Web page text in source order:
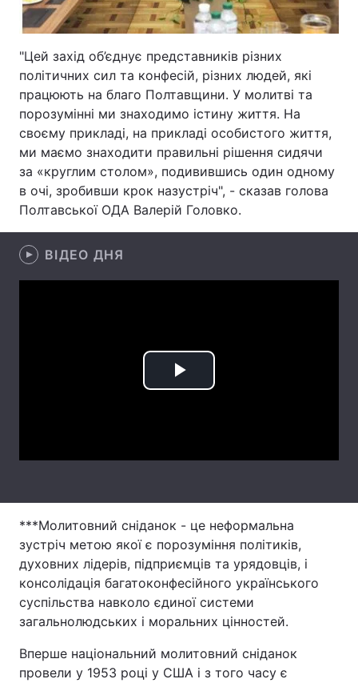
Екологія Регіони
Лонгріди
Відео з Youtube Статті
Інтерв'ю Думки
Архів Вакансії
Контакти
Послуги
"Цей захід об’єднує представників різних
політичних сил та конфесій, різних людей, які
працюють на благо Полтавщини. У молитві та
порозумінні ми знаходимо істину життя. На
своєму прикладі, на прикладі особистого життя,
ми маємо знаходити правильні рішення сидячи
за «круглим столом», подивившись один одному
в очі, зробивши крок назустріч", - сказав голова
Полтавської ОДА Валерій Головко.
ВІДЕО ДНЯ
Play
***Молитовний сніданок - це неформальна
зустріч метою якої є порозуміння політиків,
духовних лідерів, підприємців та урядовців, і
консолідація багатоконфесійного українського
суспільства навколо єдиної системи
загальнолюдських і моральних цінностей.
Вперше національний молитовний сніданок
провели у 1953 році у США і з того часу є